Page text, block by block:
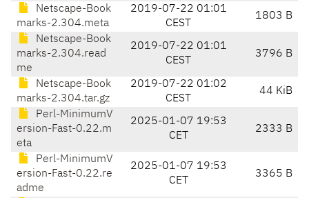
Netscape-Book
marks-2.304.meta
2019-07-22 01:01
CEST
1803 B
Netscape-Book
marks-2.304.read
me
2019-07-22 01:01
CEST
3796 B
Netscape-Book
marks-2.304.tar.gz
2019-07-22 01:02
CEST
44 KiB
Perl-MinimumV
ersion-Fast-0.22.m
eta
2025-01-07 19:53
CET
2333 B
Perl-MinimumV
ersion-Fast-0.22.re
adme
2025-01-07 19:53
CET
3365 B